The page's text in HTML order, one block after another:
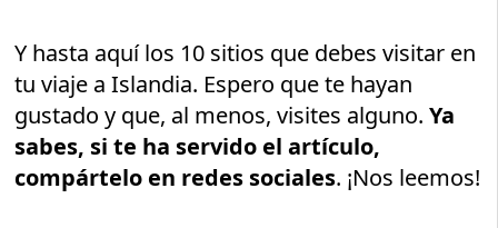
Y hasta aquí los 10 sitios que debes visitar en
tu viaje a Islandia. Espero que te hayan
gustado y que, al menos, visites alguno.Ya
sabes, si te ha servido el artículo,
compártelo en redes sociales. ¡Nos leemos!